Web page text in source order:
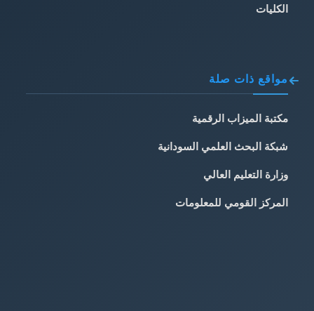
الكليات
مواقع ذات صلة
مكتبة الميزاب الرقمية
شبكة البحث العلمي السودانية
وزارة التعليم العالي
المركز القومي للمعلومات